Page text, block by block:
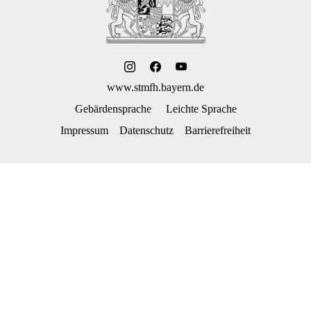
www.stmfh.bayern.de
Gebärdensprache
Leichte Sprache
Impressum
Datenschutz Barrierefreiheit